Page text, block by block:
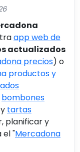
app web de
actualizados
precios) o
productos y
bombones
y tartas
planificar y
el "Mercadona